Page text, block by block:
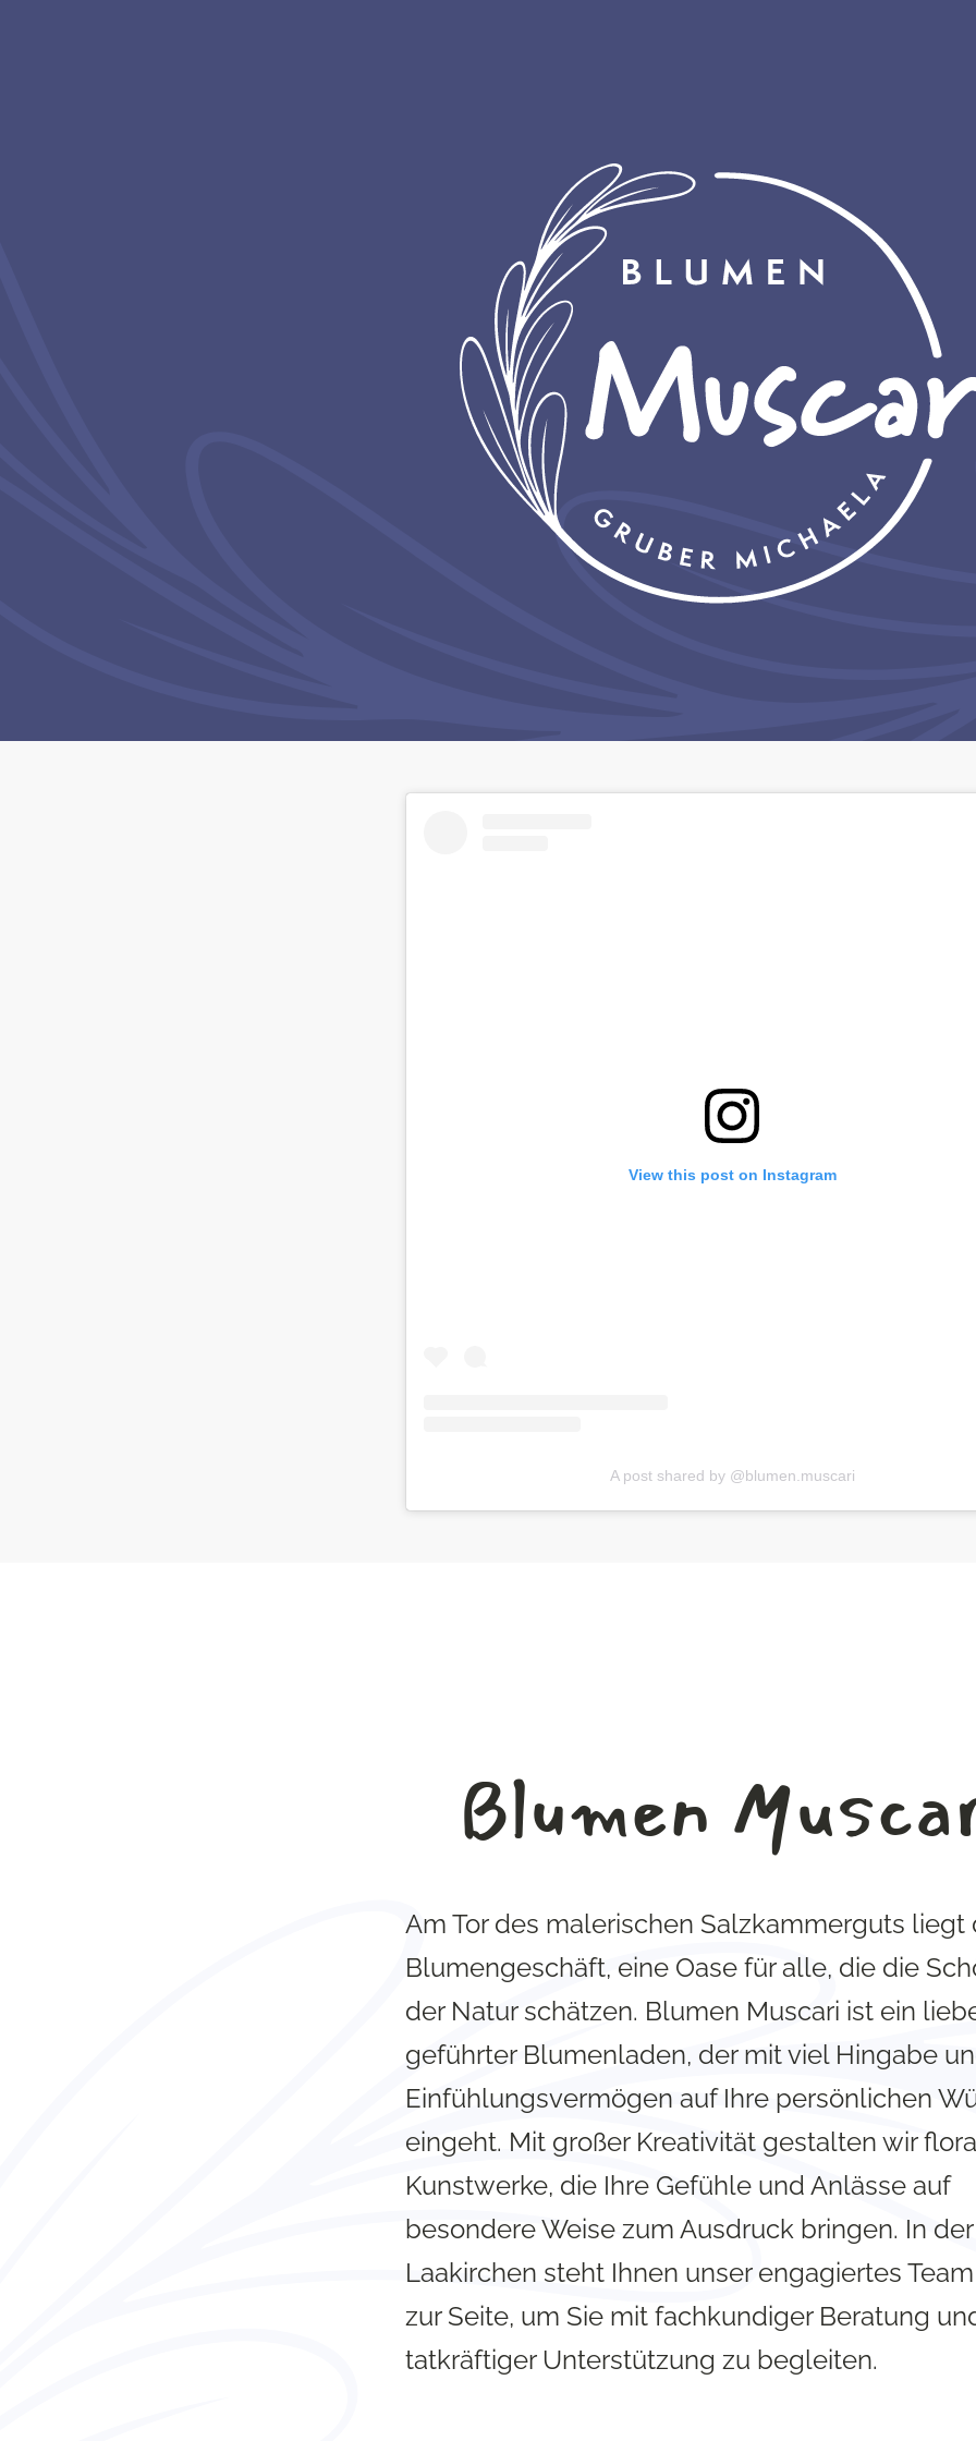
View this post on Instagram
A post shared by @blumen.muscari
Blumen
Am Tor des malerischen Salzkammerguts liegt
Blumengeschäft, eine Oase für alle, die die
der Natur schätzen. Blumen Muscari ist ein
geführter Blumenladen, der mit viel Hingabe
Einfühlungsvermögen auf Ihre persönlichen
eingeht. Mit großer Kreativität gestalten wir
Kunstwerke, die Ihre Gefühle und Anlässe auf
besondere Weise zum Ausdruck bringen. In
Laakirchen steht Ihnen unser engagiertes
zur Seite, um Sie mit fachkundiger Beratung
tatkräftiger Unterstützung zu begleiten.